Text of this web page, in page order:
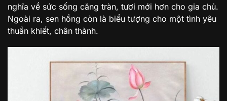
nghĩa về sức sống căng tràn, tươi mới hơn cho gia chủ.
Ngoài ra, sen hồng còn là biểu tượng cho một tình yêu
thuần khiết, chân thành.